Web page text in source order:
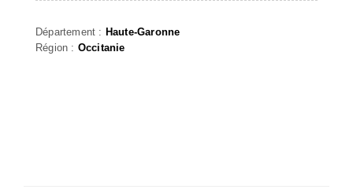
Département : Haute-Garonne
Région : Occitanie